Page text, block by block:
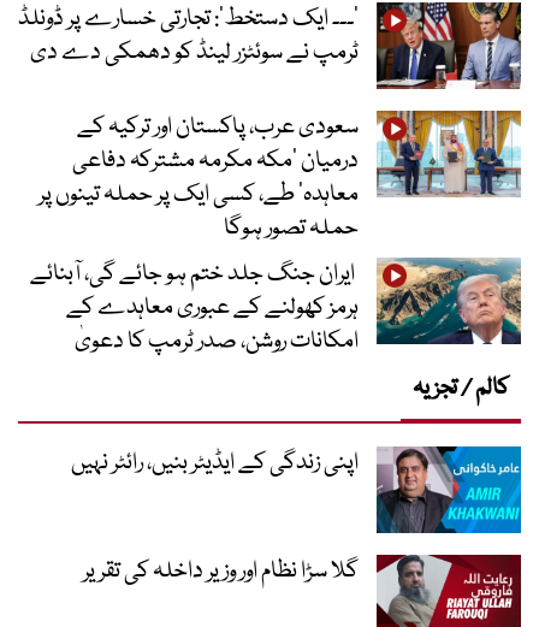
’۔۔۔ ایک دستخط‘: تجارتی خسارے پر ڈونلڈ
ٹرمپ نے سوئٹزر لینڈ کو دھمکی دے دی
سعودی عرب، پاکستان اور ترکیہ کے
درمیان ’مکہ مکرمہ مشترکہ دفاعی
معاہدہ‘ طے، کسی ایک پر حملہ تینوں پر
حملہ تصور ہوگا
ایران جنگ جلد ختم ہو جائے گی، آبنائے
ہرمز کھولنے کے عبوری معاہدے کے
امکانات روشن، صدر ٹرمپ کا دعویٰ
کالم / تجزیہ
اپنی زندگی کے ایڈیٹر بنیں، رائٹر نہیں
گلا سڑا نظام اور وزیر داخلہ کی تقریر